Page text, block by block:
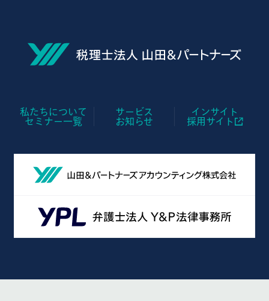
私たちについて サービス
インサイト
セミナー一覧
お知らせ 採用サイト